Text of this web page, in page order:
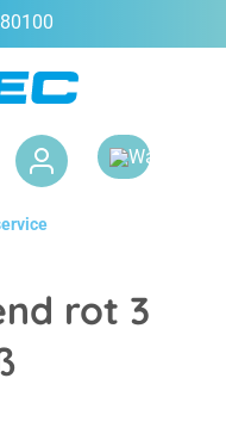
rot 3